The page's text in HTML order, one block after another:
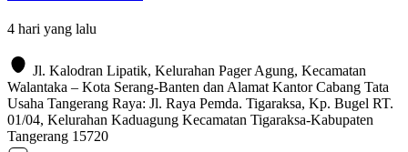
4 hari yang lalu
Jl. Kalodran Lipatik, Kelurahan Pager Agung, Kecamatan
Walantaka – Kota Serang-Banten dan Alamat Kantor Cabang Tata
Usaha Tangerang Raya: Jl. Raya Pemda. Tigaraksa, Kp. Bugel RT.
01/04, Kelurahan Kaduagung Kecamatan Tigaraksa-Kabupaten
Tangerang 15720